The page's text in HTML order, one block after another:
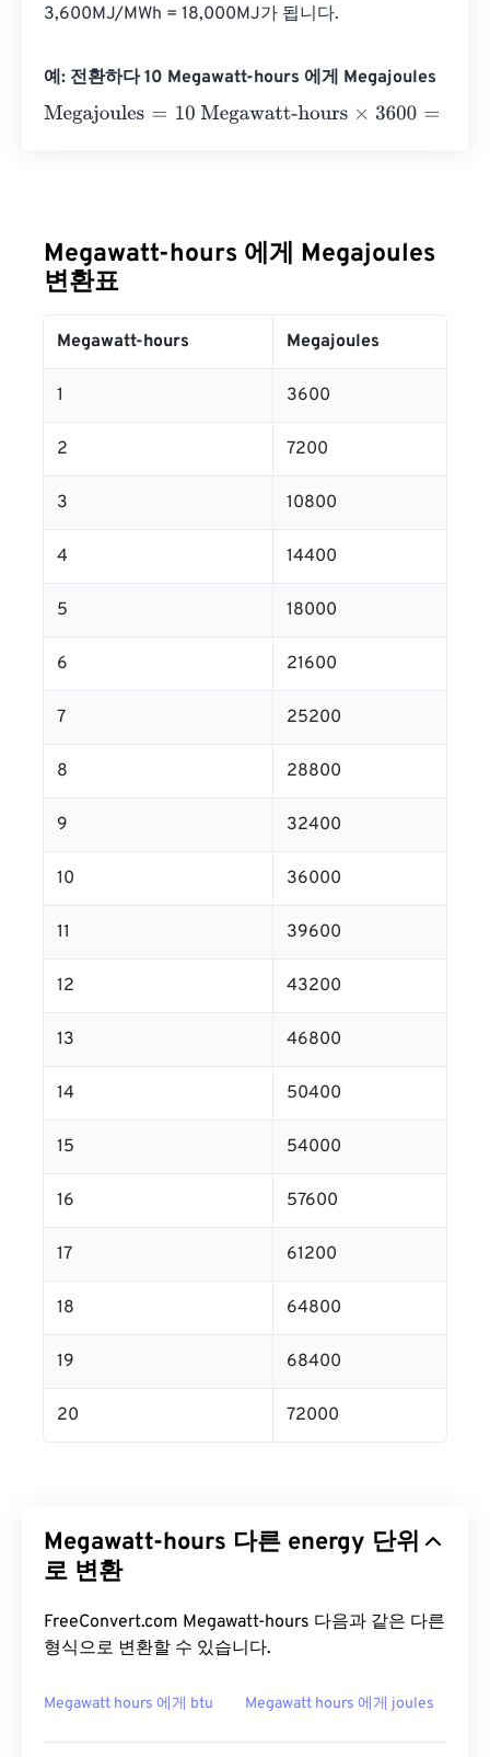
3,600MJ/MWh = 18,000MJ가 됩니다.
예: 전환하다 10 Megawatt-hours 에게 Megajoules
Megajoules= 10 Megawatt-hours×3600 =36000
Megawatt-hours 에게 Megajoules
변환표
Megawatt-hours Megajoules
1 3600
2 7200
3 10800
4 14400
5 18000
6 21600
7 25200
8 28800
9 32400
10 36000
11 39600
12 43200
13 46800
14 50400
15 54000
16 57600
17 61200
18 64800
19 68400
20 72000
Megawatt-hours 다른 energy 단위
로 변환
FreeConvert.com Megawatt-hours 다음과 같은 다른
형식으로 변환할 수 있습니다.
Megawatt hours 에게 btu Megawatt hours 에게 joules